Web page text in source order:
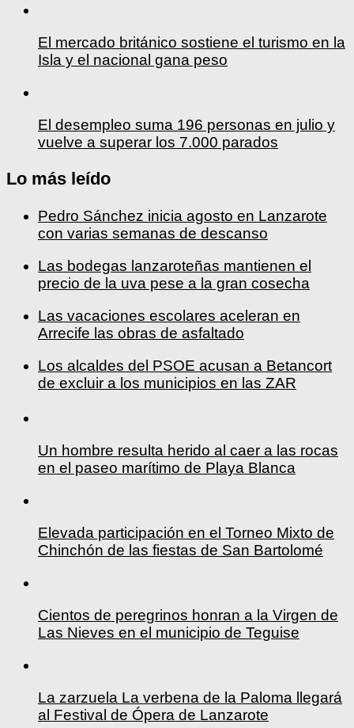
El mercado británico sostiene el turismo en la
Isla y el nacional gana peso
El desempleo suma 196 personas en julio y
vuelve a superar los 7.000 parados
Lo más leído
Pedro Sánchez inicia agosto en Lanzarote
con varias semanas de descanso
Las bodegas lanzaroteñas mantienen el
precio de la uva pese a la gran cosecha
Las vacaciones escolares aceleran en
Arrecife las obras de asfaltado
Los alcaldes del PSOE acusan a Betancort
de excluir a los municipios en las ZAR
Un hombre resulta herido al caer a las rocas
en el paseo marítimo de Playa Blanca
Elevada participación en el Torneo Mixto de
Chinchón de las fiestas de San Bartolomé
Cientos de peregrinos honran a la Virgen de
Las Nieves en el municipio de Teguise
La zarzuela La verbena de la Paloma llegará
al Festival de Ópera de Lanzarote